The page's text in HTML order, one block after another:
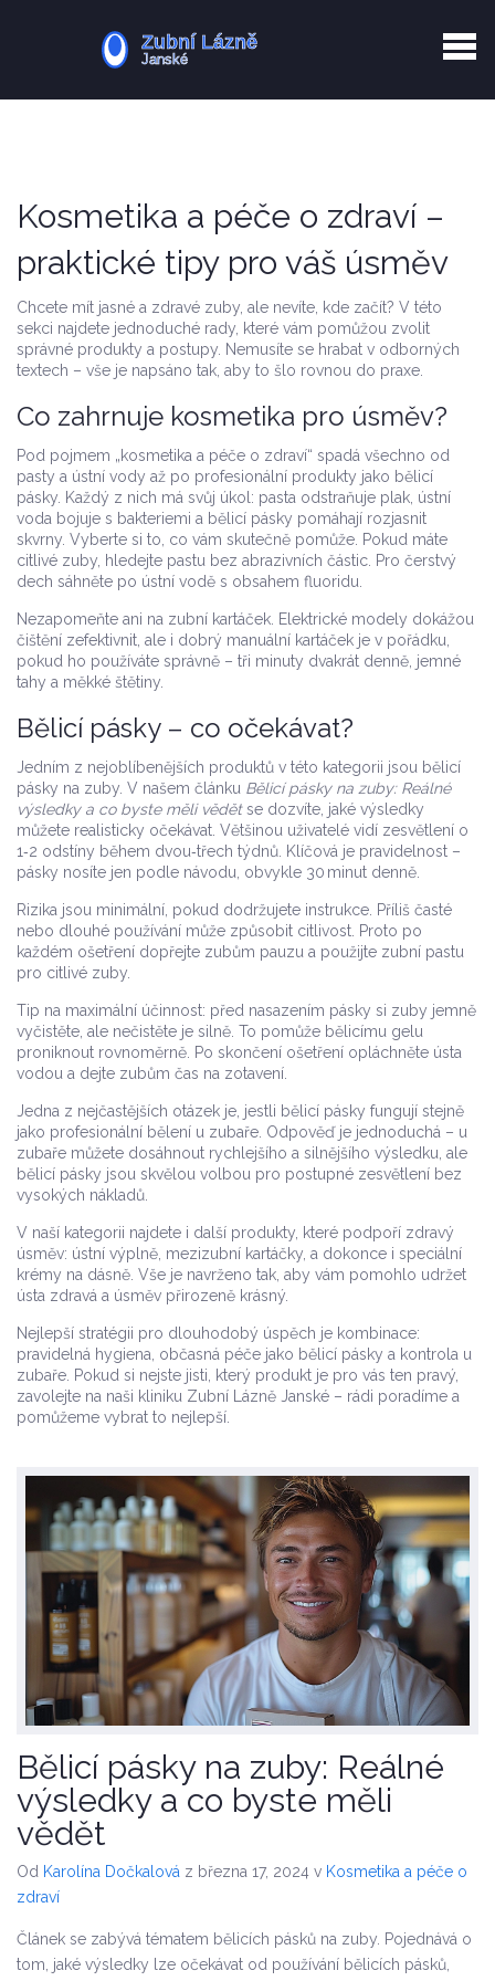
Zotavení po extrakci
Kosmetika a péče o zdraví –
praktické tipy pro váš úsměv
Chcete mít jasné a zdravé zuby, ale nevíte, kde začít? V této
sekci najdete jednoduché rady, které vám pomůžou zvolit
správné produkty a postupy. Nemusíte se hrabat v odborných
textech – vše je napsáno tak, aby to šlo rovnou do praxe.
Co zahrnuje kosmetika pro úsměv?
Pod pojmem „kosmetika a péče o zdraví“ spadá všechno od
pasty a ústní vody až po profesionální produkty jako bělicí
pásky. Každý z nich má svůj úkol: pasta odstraňuje plak, ústní
voda bojuje s bakteriemi a bělicí pásky pomáhají rozjasnit
skvrny. Vyberte si to, co vám skutečně pomůže. Pokud máte
citlivé zuby, hledejte pastu bez abrazivních částic. Pro čerstvý
dech sáhněte po ústní vodě s obsahem fluoridu.
Nezapomeňte ani na zubní kartáček. Elektrické modely dokážou
čištění zefektivnit, ale i dobrý manuální kartáček je v pořádku,
pokud ho používáte správně – tři minuty dvakrát denně, jemné
tahy a měkké štětiny.
Bělicí pásky – co očekávat?
Jedním z nejoblíbenějších produktů v této kategorii jsou bělicí
pásky na zuby. V našem článku Bělicí pásky na zuby: Reálné
výsledky a co byste měli vědětse dozvíte, jaké výsledky
můžete realisticky očekávat. Většinou uživatelé vidí zesvětlení o
1‑2 odstíny během dvou‑třech týdnů. Klíčová je pravidelnost –
pásky nosíte jen podle návodu, obvykle 30 minut denně.
Rizika jsou minimální, pokud dodržujete instrukce. Příliš časté
nebo dlouhé používání může způsobit citlivost. Proto po
každém ošetření dopřejte zubům pauzu a použijte zubní pastu
pro citlivé zuby.
Tip na maximální účinnost: před nasazením pásky si zuby jemně
vyčistěte, ale nečistěte je silně. To pomůže bělicímu gelu
proniknout rovnoměrně. Po skončení ošetření opláchněte ústa
vodou a dejte zubům čas na zotavení.
Jedna z nejčastějších otázek je, jestli bělicí pásky fungují stejně
jako profesionální bělení u zubaře. Odpověď je jednoduchá – u
zubaře můžete dosáhnout rychlejšího a silnějšího výsledku, ale
bělicí pásky jsou skvělou volbou pro postupné zesvětlení bez
vysokých nákladů.
V naší kategorii najdete i další produkty, které podpoří zdravý
úsměv: ústní výplně, mezizubní kartáčky, a dokonce i speciální
krémy na dásně. Vše je navrženo tak, aby vám pomohlo udržet
ústa zdravá a úsměv přirozeně krásný.
Nejlepší stratégii pro dlouhodobý úspěch je kombinace:
pravidelná hygiena, občasná péče jako bělicí pásky a kontrola u
zubaře. Pokud si nejste jisti, který produkt je pro vás ten pravý,
zavolejte na naši kliniku Zubní Lázně Janské – rádi poradíme a
pomůžeme vybrat to nejlepší.
Bělicí pásky na zuby: Reálné
výsledky a co byste měli
vědět
Od Karolína Dočkalová z března 17, 2024 v Kosmetika a péče o
zdraví
Článek se zabývá tématem bělicích pásků na zuby. Pojednává o
tom, jaké výsledky lze očekávat od používání bělicích pásků,